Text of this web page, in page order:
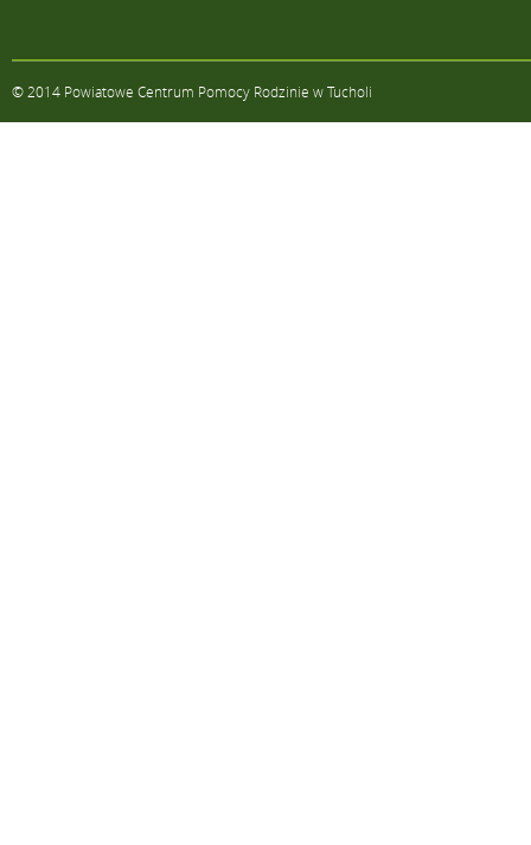
© 2014 Powiatowe Centrum Pomocy Rodzinie w Tucholi